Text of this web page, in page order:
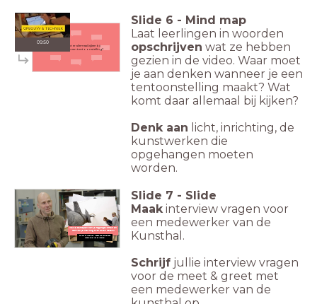
09:50
En wat komt er allemaal kijken bij
het maken van een tentoonstelling?
Slide 6 - Mind map
Laat leerlingen in woorden
opschrijven wat ze hebben
gezien in de video. Waar moet
je aan denken wanneer je een
tentoonstelling maakt? Wat
komt daar allemaal bij kijken?
Denk aan licht, inrichting, de
kunstwerken die
opgehangen moeten
worden.
Welke beroepen ben je tegengekomen en
wat zou je hier nog over willen weten?
Je kunt je interview vragen stellen aan een
medewerker van de Kunsthal.
Slide 7 - Slide
Maak interview vragen voor
een medewerker van de
Kunsthal.
Schrijf jullie interview vragen
voor de meet & greet met
een medewerker van de